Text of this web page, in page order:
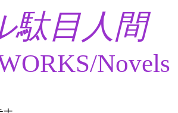
駄目人間
Novels